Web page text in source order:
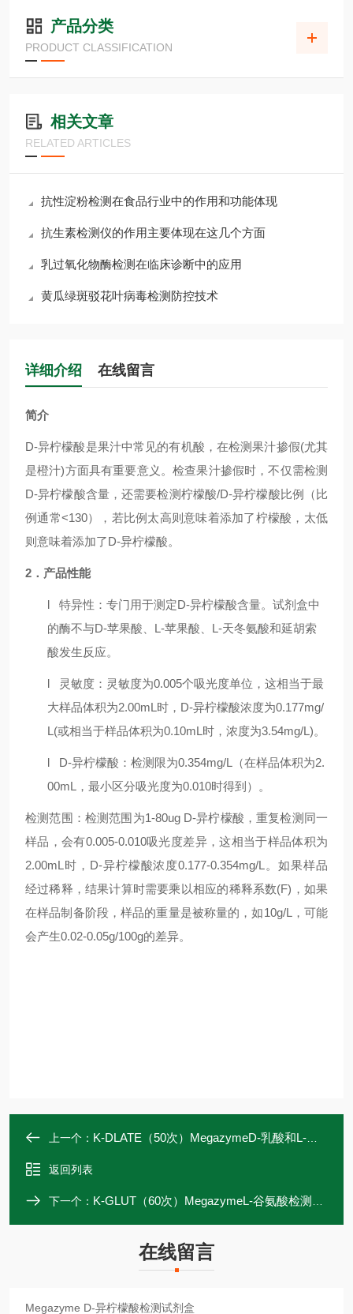
产品分类
PRODUCT CLASSIFICATION
相关文章
RELATED ARTICLES
抗性淀粉检测在食品行业中的作用和功能体现
抗生素检测仪的作用主要体现在这几个方面
乳过氧化物酶检测在临床诊断中的应用
黄瓜绿斑驳花叶病毒检测防控技术
详细介绍 在线留言
简介
D-异柠檬酸是果汁中常见的有机酸，在检测果汁掺假(尤其
是橙汁)方面具有重要意义。检查果汁掺假时，不仅需检测
D-异柠檬酸含量，还需要检测柠檬酸/D-异柠檬酸比例（比
例通常<130），若比例太高则意味着添加了柠檬酸，太低
则意味着添加了D-异柠檬酸。
2．产品性能
l 特异性：专门用于测定D-异柠檬酸含量。试剂盒中
的酶不与D-苹果酸、 L-苹果酸、 L-天冬氨酸和延胡索
酸发生反应。
l 灵敏度：灵敏度为0.005个吸光度单位，这相当于最
大样品体积为2.00mL 时， D-异柠檬酸浓度为0.177mg/
L(或相当于样品体积为0.10mL 时，浓度为3.54mg/L)。
l D-异柠檬酸：检测限为0.354mg/L （在样品体积为2.
00mL
，最小区分吸光度为0.010时得到）。
检测范围：检测范围为1-80ug D-异柠檬酸，重复检测同一
样品，会有0.005-0.010吸光度差异，这相当于样品体积为
2.00mL 时， D-异柠檬酸浓度0.177-0.354mg/L 。如果样品
经过稀释，结果计算时需要乘以相应的稀释系数(F) ，如果
在样品制备阶段，样品的重量是被称量的，如10g/L
，可能
会产生0.02-0.05g/100g的差异。
上一个： K-DLATE（50次）MegazymeD-乳酸和L-乳酸检测试剂盒
返回列表
下一个： K-GLUT（60次）MegazymeL-谷氨酸检测试剂盒K-GLUT
在线留言